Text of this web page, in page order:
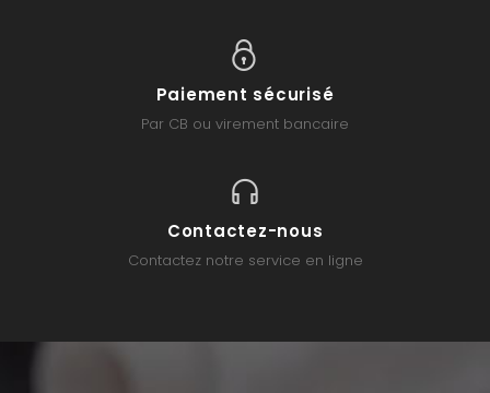
Paiement sécurisé
Par CB ou virement bancaire
Contactez-nous
Contactez notre service en ligne